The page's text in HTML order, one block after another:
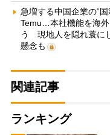
急増する中国企業の“
Temu…本社機能を海
う 現地人を隠れ蓑に
懸念も
関連記事
ランキング